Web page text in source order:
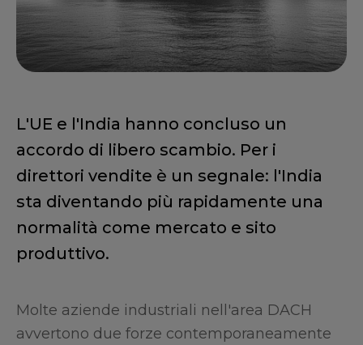
L'UE e l'India hanno concluso un
accordo di libero scambio. Per i
direttori vendite è un segnale: l'India
sta diventando più rapidamente una
normalità come mercato e sito
produttivo.
Molte aziende industriali nell'area DACH
avvertono due forze contemporaneamente